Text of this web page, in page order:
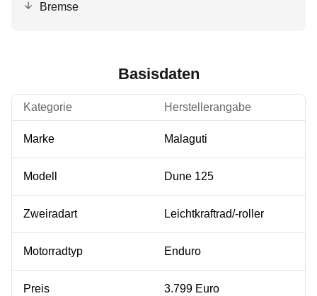
Bremse
Basisdaten
Kategorie Herstellerangabe
Marke Malaguti
Modell Dune 125
Zweiradart Leichtkraftrad/-roller
Motorradtyp Enduro
Preis 3.799 Euro